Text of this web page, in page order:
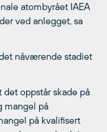
atombyrået IAEA
ved anlegget, sa
nåværende stadiet
oppstår skade på
mangel på
på kvalifisert